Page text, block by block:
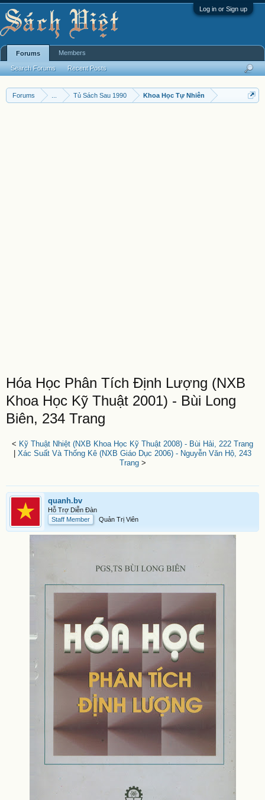
Log in or Sign up
Forums Tủ Sách Sau 1990 Khoa Học Tự Nhiên
Hóa Học Phân Tích Định Lượng (NXB
Khoa Học Kỹ Thuật 2001) - Bùi Long
Biên, 234 Trang
< Kỹ Thuật Nhiệt (NXB Khoa Học Kỹ Thuật 2008) - Bùi Hải, 222 Trang
Xác Suất Và Thống Kê (NXB Giáo Dục 2006) - Nguyễn Văn Hộ, 243
Trang>
quanh.bv
Hỗ Trợ Diễn Đàn
Staff Member
Quản Trị Viên
Forums
Search Forums Recent Posts
Members